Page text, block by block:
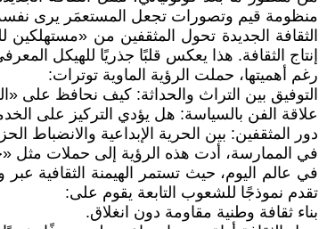
منظومة قيم وتصورات تجعل المستعمَر يرى نفسه
الثقافة الجديدة تحول المثقفين من
إنتاج الثقافة. هذا يعكس قلبًا جذريًا للهيكل
رغم أهميتها، حملت الرؤية الماوية توترات:
التوفيق بين التراث والحداثة: كيف نحافظ على
علاقة الفن بالسياسة: هل يؤدي التركيز على
دور المثقفين: بين الحرية الإبداعية والانضباط
في الممارسة، أدت هذه الرؤية إلى حملات مثل «حركة التصحيح» (1942) ولاحقًا «الثورة الثقافية» (1966-1976)، التي سعَت
في عالم اليوم، حيث تستمر الهيمنة الثقافية عبر
تقدم نموذجًا للشعوب التابعة يقوم على:
بناء ثقافة وطنية مقاومة دون انغلاق.